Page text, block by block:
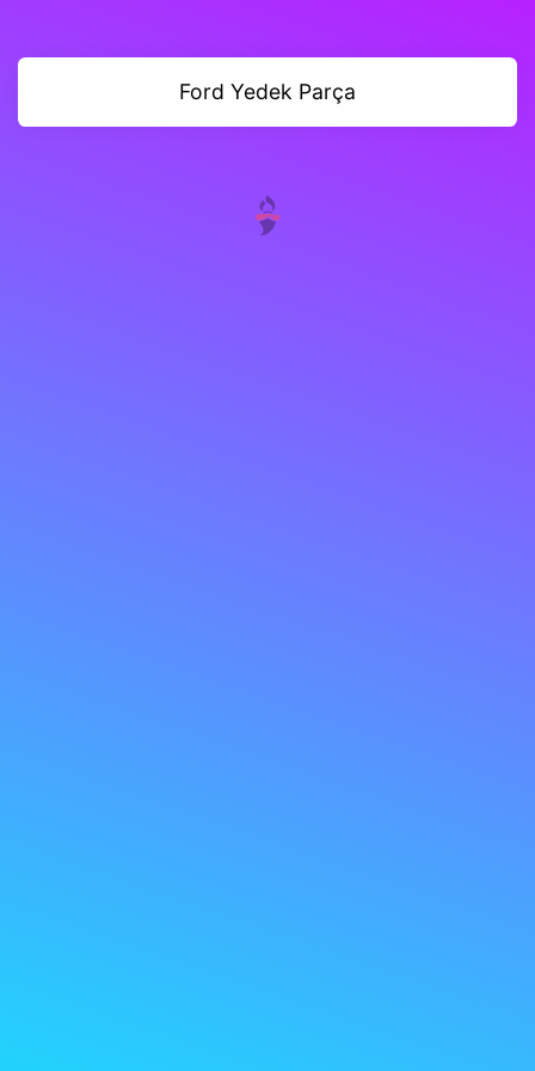
Ford Yedek Parça